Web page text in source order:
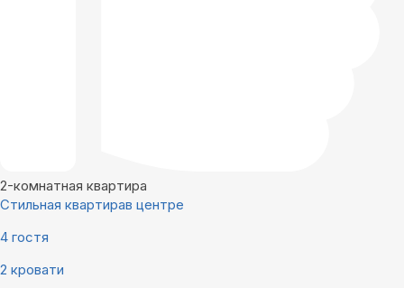
2-комнатная квартира
Стильная квартирав центре
4 гостя
2 кровати